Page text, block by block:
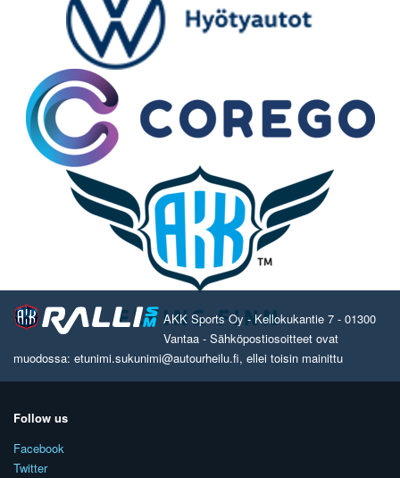
AKK Sports Oy - Kellokukantie 7 - 01300
Vantaa - Sähköpostiosoitteet ovat
muodossa: etunimi.sukunimi@autourheilu.fi, ellei toisin mainittu
Follow us
Facebook
Twitter